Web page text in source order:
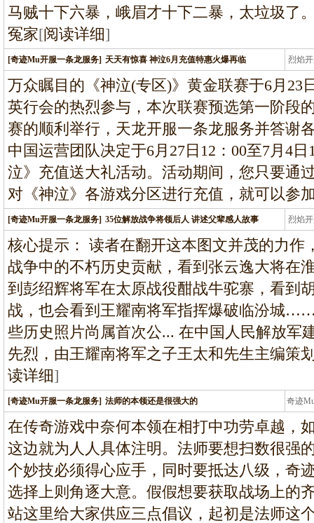
马贼十下六暴，峨眉才十下二暴，太垃圾了
冤家[阅读详细]
[奇迹Mu开服一条龙服务] 天天有惊喜 神泣6月充值特惠火爆再临 烈焰
龙
万众瞩目的《神泣(专区)》黄金联赛于6月23
英行会的热烈参与，本次联赛预选第一阶段
赛的顺利举行，天龙开服一条龙服务并答谢
中国运营团队决定于6月27日12：00至7月4
泣》充值送大礼活动。活动期间，您只要通
对《神泣》各游戏分区进行充值，就可以参
[奇迹Mu开服一条龙服务] 35位解放战争将领后人 讲述父辈感人故事 烈焰
龙
核心提示： 读者在翻开这本图文并茂的力作
战争中的不朽历史贡献，看到张云逸大将在
到彭绍辉将军在太原战役酣战牛驼寨，看到
战，也会看到王耀南将军指挥爆破临汾城
些历史照片尚属首次公... 在中国人民解放军
先烈，由王耀南将军之子王太和先生主编策
读详细]
[奇迹Mu开服一条龙服务] 法师的本领还是很强大的 奇迹
条
在传奇游戏中奈何本领在相打中功劳卓越，
这边就为人人具体注明。法师要想扫数很强
个妙技必须得心应手，同时要抵达八级，奇
选择上则角逐大意。假假想要获取战场上的
站这里给大家供应三点倡议，起初是法师这